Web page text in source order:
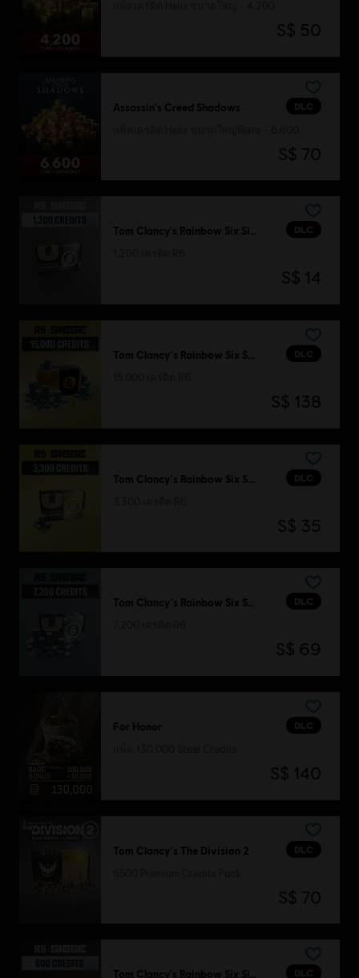
S$ 50
DLC
Assassin's Creed Shadows
S$ 70
DLC
S$ 14
DLC
S$ 138
DLC
S$ 35
DLC
S$ 69
DLC
For Honor
S$ 140
DLC
Tom Clancy's The Division 2
S$ 70
DLC